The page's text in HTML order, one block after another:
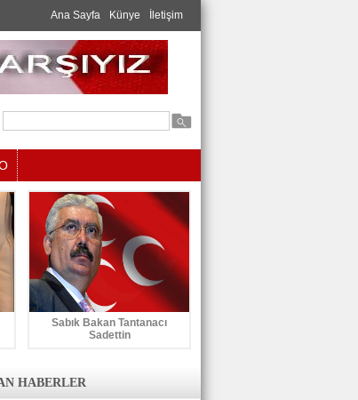
Ana Sayfa Künye İletişim
Sabık Bakan Tantanacı
Sadettin
HABERLER